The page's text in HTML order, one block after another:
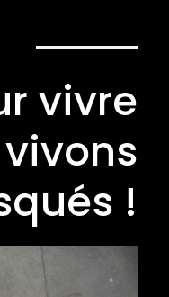
vivre
!